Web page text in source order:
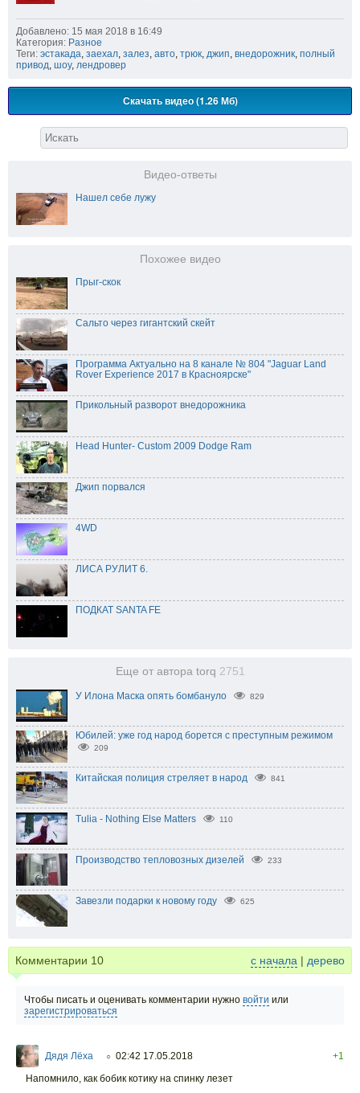
Добавлено: 15 мая 2018 в 16:49
Категория: Разное
Теги: эстакада заехал залез авто трюк джип внедорожник полный
привод шоу, лендровер
Скачать видео (1.26 Мб)
Видео-ответы
Нашел себе лужу
Похожее видео
Прыг-скок
Сальто через гигантский скейт
Программа Актуально на 8 канале № 804 "Jaguar Land
Rover Experience 2017 в Красноярске"
Прикольный разворот внедорожника
Head Hunter- Custom 2009 Dodge Ram
Джип порвался
4WD
ЛИСА РУЛИТ 6.
ПОДКАТ SANTA FE
Еще от автора torq 2751
У Илона Маска опять бомбануло 829
Юбилей: уже год народ борется с преступным режимом
209
Китайская полиция стреляет в народ 841
Tulia - Nothing Else Matters 110
Производство тепловозных дизелей 233
Завезли подарки к новому году 625
Комментарии 10 с начала | дерево
Чтобы писать и оценивать комментарии нужно войти или
зарегистрироваться
Дядя Лёха ○ 02:42 17.05.2018
+1
Напомнило, как бобик котику на спинку лезет